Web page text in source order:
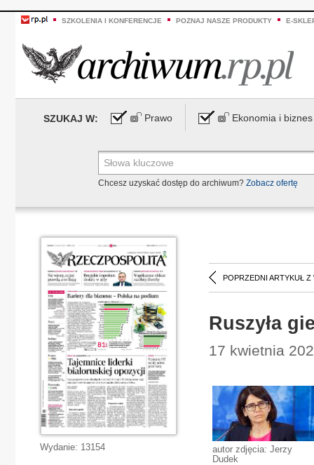
SZKOLENIA I KONFERENCJE POZNAJ NASZE PRODUKTY E-
SZUKAJ W: Prawo Ekonomia i biznes
Chcesz uzyskać dostęp do archiwum? Zobacz ofertę
POPRZEDNI ARTYKUŁ Z
Ruszyła
17 kwietnia
autor zdjęcia: Jerzy
Dudek
Wydanie: 13154